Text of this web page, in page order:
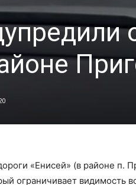
«Енисей» (в районе п.
ограничивает видимость